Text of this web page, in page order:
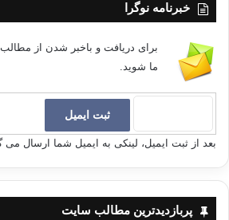
خبرنامه نوگرا
برای دریافت و باخبر شدن از
ما شوید.
بعد از ثبت ایمیل، لینکی به ایمیل شما ارسال می
پربازدیدترین مطالب سایت